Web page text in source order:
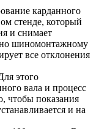
карданного
стенде, который
и снимает
шиномонтажному
все отклонения
этого
вала и процесс
чтобы показания
и на